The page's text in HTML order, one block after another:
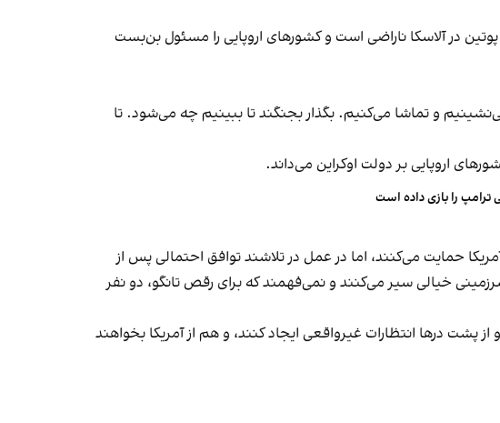
در آلاسکا ناراضی است و کشورهای اروپایی را مسئول بن‌بست
و تماشا می‌کنیم. بگذار بجنگند تا ببینیم چه می‌شود. تا
اروپایی بر دولت اوکراین می‌داند.
ترامپ را بازی داده است
حمایت می‌کنند، اما در عمل در تلاشند توافق احتمالی پس از
خیالی سیر می‌کنند و نمی‌فهمند که برای رقص تانگو، دو نفر
پشت درها انتظارات غیرواقعی ایجاد کنند، و هم از آمریکا بخواهند